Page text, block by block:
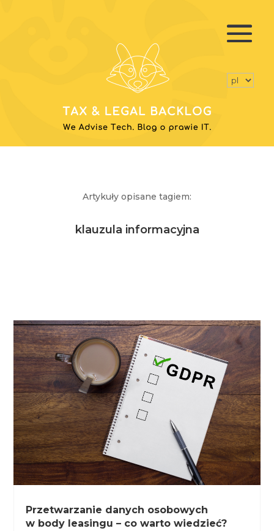
Artykuły opisane tagiem:
klauzula informacyjna
Przetwarzanie danych osobowych
w body leasingu – co warto wiedzieć?